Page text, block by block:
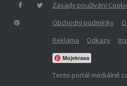
Zásady používání
Obchodní podmínky
Reklama
Odkazy
Mojekrasa
Tento portál mediálně